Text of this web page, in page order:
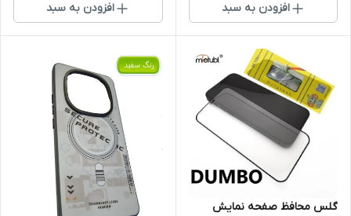
افزودن به سبد افزودن به سبد
گلس محافظ صفحه نمایش